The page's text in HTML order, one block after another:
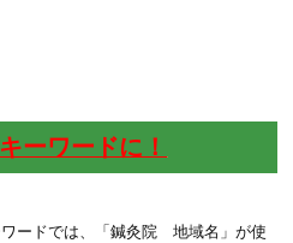
ーワードに！
ードでは、「鍼灸院 地域名」が使